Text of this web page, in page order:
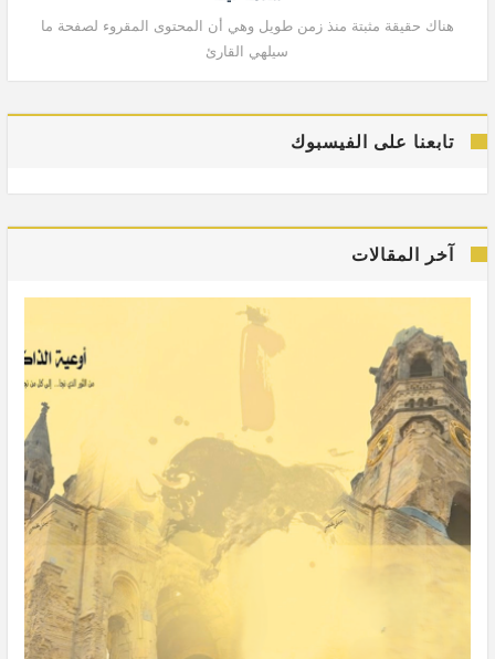
هناك حقيقة مثبتة منذ زمن طويل وهي أن المحتوى المقروء لصفحة ما
سيلهي القارئ
تابعنا على الفيسبوك
آخر المقالات